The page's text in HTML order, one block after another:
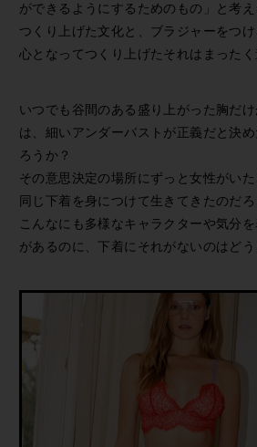
ができるようにするためのもの」と考
つくり上げた文化と、ブラジャーをつ
心となってつくり上げたそれはまったく
いつでも谷間のある盛り上がった胸だ
は、細いアンダーバストが正義だと決
ろうか？
その意思決定の場所にずっと女性がい
同じ下着を身につけて生きてきたのだろ
こんなにも多様なキャラクターや気分
があるのに、下着にそれがないのはど